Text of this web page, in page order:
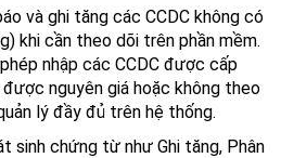
và ghi tăng các CCDC không có
khi cần theo dõi trên phần mềm.
nhập các CCDC được cấp
nguyên giá hoặc không theo
lý đầy đủ trên hệ thống.
sinh chứng từ như Ghi tăng, Phân